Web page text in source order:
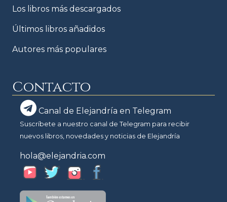
Los libros más descargados
Últimos libros añadidos
Autores más populares
Contacto
Canal de Elejandría en Telegram
Suscríbete a nuestro canal de Telegram para recibir
nuevos libros, novedades y noticias de Elejandría
hola@elejandria.com